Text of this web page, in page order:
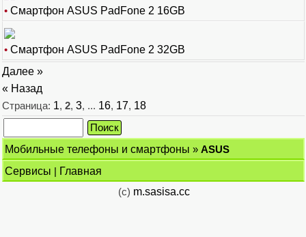
• Смартфон ASUS PadFone 2 16GB
• Смартфон ASUS PadFone 2 32GB
Далее »
« Назад
Страница: 1, 2, 3, ... 16, 17, 18
Мобильные телефоны и смартфоны » ASUS
Сервисы | Главная
(c) m.sasisa.cc